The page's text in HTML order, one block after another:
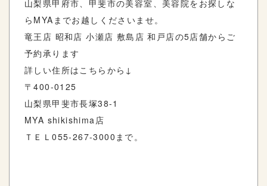
山梨県甲府市、甲斐市の美容室、美容院をお探しな
ら MYA までお越しくださいませ。
竜王店 昭和店 小瀬店 敷島店 和戸店の5店舗からご
予約承ります
詳しい住所はこちらから ↓
〒400-0125
山梨県甲斐市長塚38-1
MYA shikishima 店
ＴＥＬ055-267-3000 まで。